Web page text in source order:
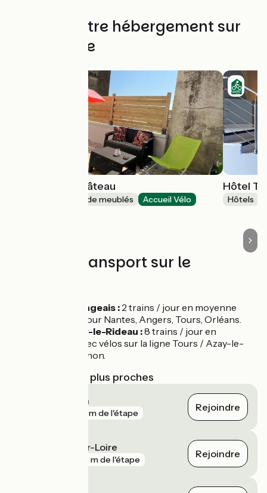
Trouvez votre hébergement sur
cette étape
L'impasse du château
Gîtes et locations de meublés Accueil Vélo
Hôtel
Hôtels
Trains et transport sur le
Gare de Langeais : 2 trains / jour en moyenne
avec vélos pour Nantes, Angers, Tours, Orléans.
Gare d’Azay-le-Rideau :8 trains / jour en
moyenne avec vélos sur la ligne Tours / Azay-le-
Rideau / Chinon.
Gares SNCF les plus proches
Saint-Genouph
921 m de l'étape Rejoindre
La Chapelle-sur-Loire
993 m de l'étape Rejoindre